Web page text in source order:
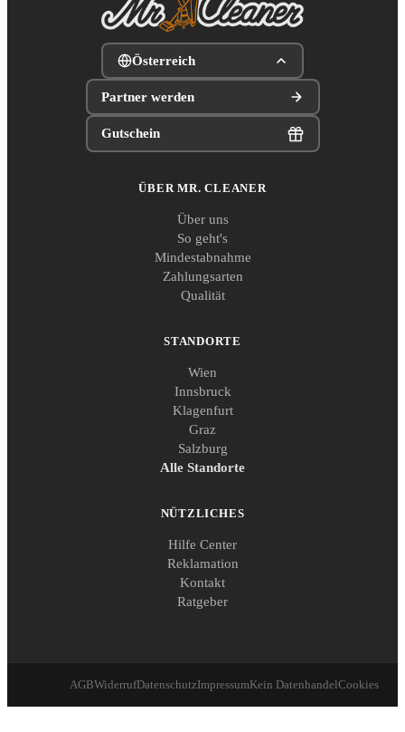
Österreich
Partner werden
Gutschein
ÜBER MR. CLEANER
Über uns
So geht's
Mindestabnahme
Zahlungsarten
Qualität
STANDORTE
Wien
Innsbruck
Klagenfurt
Graz
Salzburg
Alle Standorte
NÜTZLICHES
Hilfe Center
Reklamation
Kontakt
Ratgeber
AGBWiderrufDatenschutzImpressumKein DatenhandelCookies